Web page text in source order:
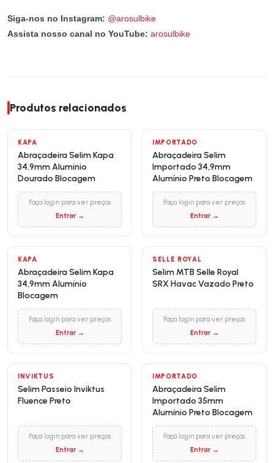
Siga-nos no Instagram: @arosulbike
Assista nosso canal no YouTube: arosulbike
Produtos relacionados
KAPA
Abraçadeira Selim Kapa
34,9mm Alumínio
Dourado Blocagem
Faça login para ver preços
Entrar →
IMPORTADO
Abraçadeira Selim
Importado 34,9mm
Alumínio Preto Blocagem
Faça login para ver preços
Entrar →
KAPA
Abraçadeira Selim Kapa
34,9mm Alumínio
Blocagem
Faça login para ver preços
Entrar →
SELLE ROYAL
Selim MTB Selle Royal
SRX Havac Vazado Preto
Faça login para ver preços
Entrar →
INVIKTUS
Selim Passeio Inviktus
Fluence Preto
Faça login para ver preços
Entrar →
IMPORTADO
Abraçadeira Selim
Importado 35mm
Alumínio Preto Blocagem
Faça login para ver preços
Entrar →